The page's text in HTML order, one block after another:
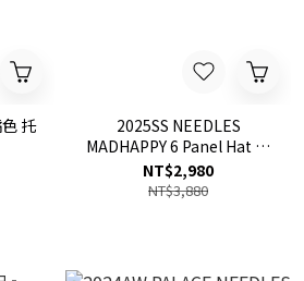
托
2025SS NEEDLES
MADHAPPY 6 Panel Hat 聯
名 蝴蝶 帽子 老帽 現貨
UA032513041
NT$2,980
NT$3,880